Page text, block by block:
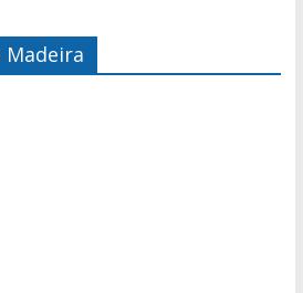
Madeira